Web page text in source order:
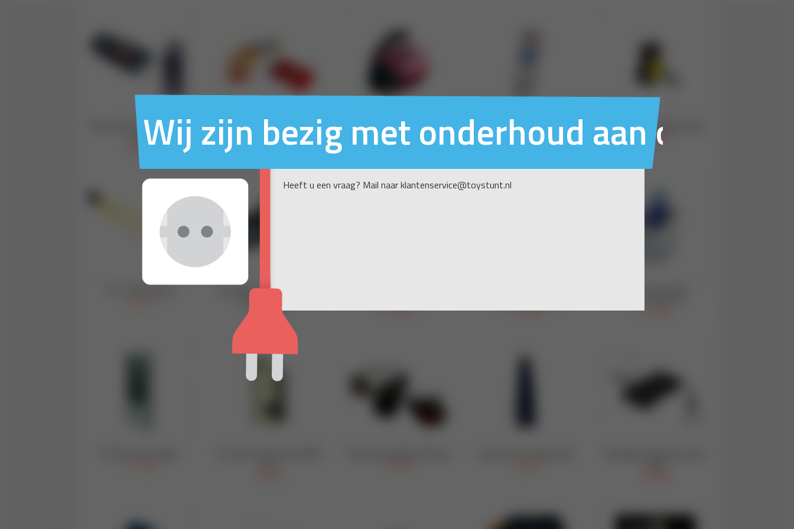
Wij zijn bezig met onderhoud aan ons
Heeft u een vraag? Mail naar klantenservice@toystunt.nl